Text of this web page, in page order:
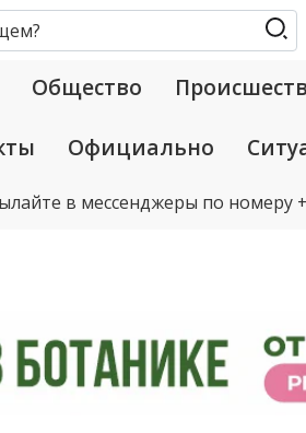
Общество
Официально
в мессенджеры по номеру